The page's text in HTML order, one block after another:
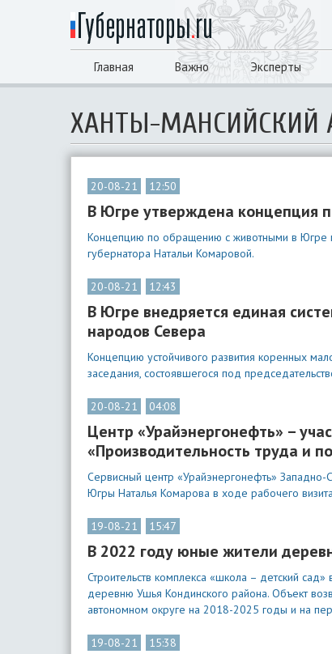
Главная Важно Эксперты
ХАНТЫ-МАНСИЙСКИЙ
20-08-21 12:50
В Югре утверждена концепция
Концепцию по обращению с животными в Югре
губернатора Натальи Комаровой.
20-08-21 12:43
В Югре внедряется единая
народов Севера
Концепцию устойчивого развития коренных
заседания, состоявшегося под
20-08-21 04:08
Центр «Урайэнергонефть» –
«Производительность труда и
Сервисный центр «Урайэнергонефть» Западно-
Югры Наталья Комарова в ходе рабочего
19-08-21 15:47
В 2022 году юные жители
Строительств комплекса «школа – детский
деревню Ушья Кондинского района. Объект
автономном округе на 2018-2025 годы и на
19-08-21 15:38